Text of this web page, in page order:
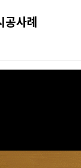
공사례